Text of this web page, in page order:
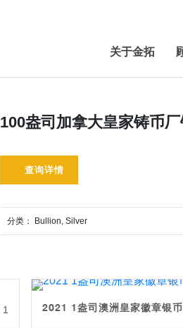
关于金拓
100盎司加拿大皇家铸币
查询详情
分类： Bullion, Silver
1 2021 1盎司澳洲皇家徽章银币